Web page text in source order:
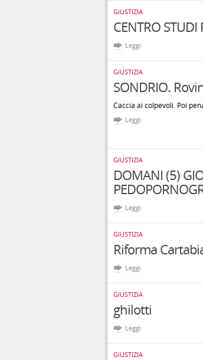
GIUSTIZIA
CENTRO STUDI
Leggi
GIUSTIZIA
SONDRIO.
Caccia ai colpevoli. Poi
Leggi
GIUSTIZIA
DOMANI (5)
Leggi
GIUSTIZIA
Riforma
Leggi
GIUSTIZIA
ghilotti
Leggi
GIUSTIZIA